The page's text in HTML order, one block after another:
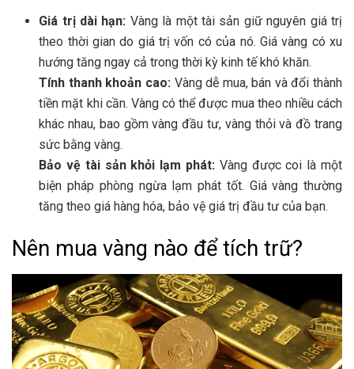
Giá trị dài hạn: Vàng là một tài sản giữ nguyên giá trị
theo thời gian do giá trị vốn có của nó. Giá vàng có xu
hướng tăng ngay cả trong thời kỳ kinh tế khó khăn.
Tính thanh khoản cao: Vàng dễ mua, bán và đổi thành
tiền mặt khi cần. Vàng có thể được mua theo nhiều cách
khác nhau, bao gồm vàng đầu tư, vàng thỏi và đồ trang
sức bằng vàng.
Bảo vệ tài sản khỏi lạm phát: Vàng được coi là một
biện pháp phòng ngừa lạm phát tốt. Giá vàng thường
tăng theo giá hàng hóa, bảo vệ giá trị đầu tư của bạn.
Nên mua vàng nào để tích trữ?